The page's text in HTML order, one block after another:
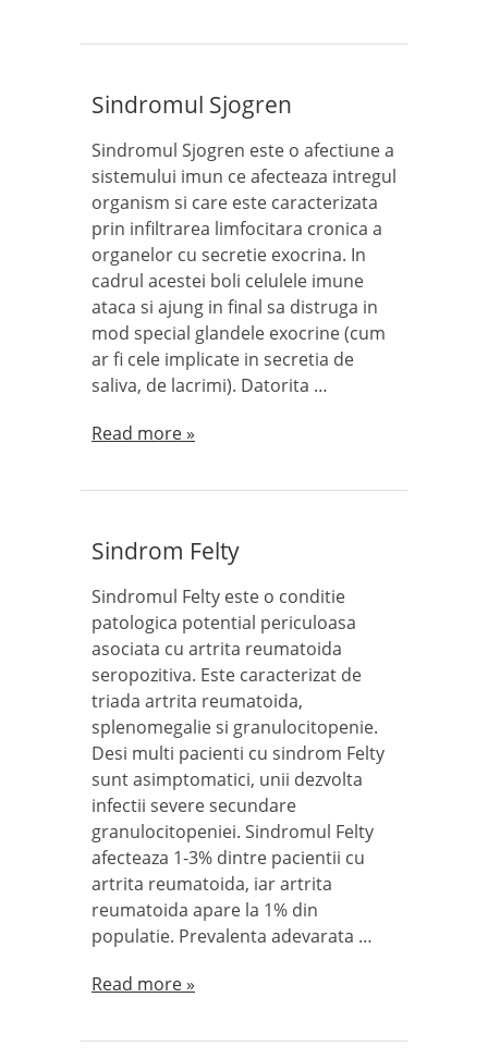
Sindromul Sjogren
Sindromul Sjogren este o afectiune a
sistemului imun ce afecteaza intregul
organism si care este caracterizata
prin infiltrarea limfocitara cronica a
organelor cu secretie exocrina. In
cadrul acestei boli celulele imune
ataca si ajung in final sa distruga in
mod special glandele exocrine (cum
ar fi cele implicate in secretia de
saliva, de lacrimi). Datorita …
Read more »
Sindrom Felty
Sindromul Felty este o conditie
patologica potential periculoasa
asociata cu artrita reumatoida
seropozitiva. Este caracterizat de
triada artrita reumatoida,
splenomegalie si granulocitopenie.
Desi multi pacienti cu sindrom Felty
sunt asimptomatici, unii dezvolta
infectii severe secundare
granulocitopeniei. Sindromul Felty
afecteaza 1-3% dintre pacientii cu
artrita reumatoida, iar artrita
reumatoida apare la 1% din
populatie. Prevalenta adevarata …
Read more »